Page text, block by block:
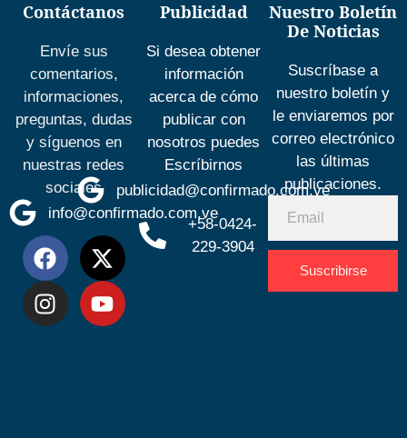
Contáctanos
Envíe sus
comentarios,
informaciones,
preguntas, dudas
y síguenos en
nuestras redes
sociales
info@confirmado.com.ve
Publicidad
Si desea obtener
información
acerca de cómo
publicar con
nosotros puedes
Escríbirnos
publicidad@confirmado.com.ve
+58-0424-
229-3904
Nuestro Boletín
De Noticias
Suscríbase a
nuestro boletín y
le enviaremos por
correo electrónico
las últimas
publicaciones.
Suscribirse